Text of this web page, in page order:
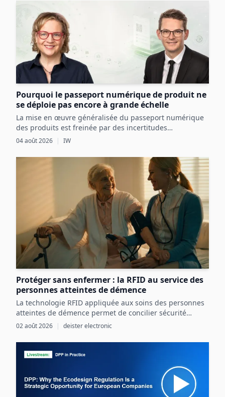
Pourquoi le passeport numérique de produit ne
se déploie pas encore à grande échelle
La mise en œuvre généralisée du passeport numérique
des produits est freinée par des incertitudes
réglementaires, des défis techniques et des coûts
initiaux élevés, malgré ses avantages potentiels pour
l’économie circulaire.
04 août 2026 | IW
Protéger sans enfermer : la RFID au service des
personnes atteintes de démence
La technologie RFID appliquée aux soins des personnes
atteintes de démence permet de concilier sécurité
renforcée et liberté individuelle par une détection
02 août 2026 deister electronic